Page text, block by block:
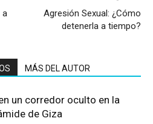
a
Agresión Sexual: ¿Cómo
detenerla a tiempo?
MÁS DEL AUTOR
un corredor oculto en la
de Giza